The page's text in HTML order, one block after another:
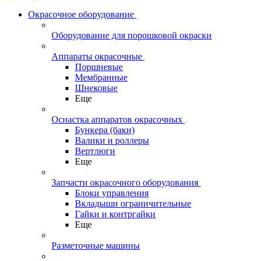
Окрасочное оборудование
Оборудование для порошковой окраски
Аппараты окрасочные
Поршневые
Мембранные
Шнековые
Еще
Оснастка аппаратов окрасочных
Бункера (баки)
Валики и роллеры
Вертлюги
Еще
Запчасти окрасочного оборудования
Блоки управления
Вкладыши ограничительные
Гайки и контргайки
Еще
Разметочные машины